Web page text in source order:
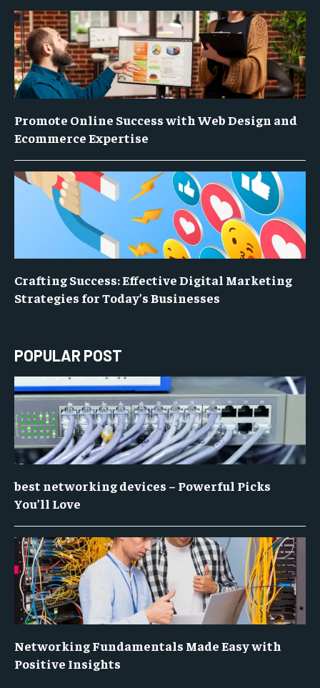
Promote Online Success with Web Design and
Ecommerce Expertise
Crafting Success: Effective Digital Marketing
Strategies for Today’s Businesses
POPULAR POST
best networking devices – Powerful Picks
You’ll Love
Networking Fundamentals Made Easy with
Positive Insights